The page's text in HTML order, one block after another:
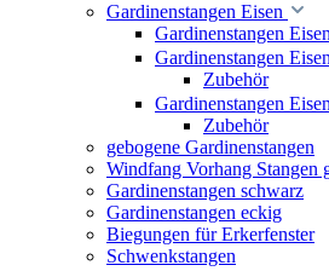
Gardinenstangen Eisen
Gardinenstangen
Gardinenstangen
Zubehör
Gardinenstangen
Zubehör
gebogene Gardinenstangen
Windfang Vorhang Stangen
Gardinenstangen schwarz
Gardinenstangen eckig
Biegungen für Erkerfenster
Schwenkstangen